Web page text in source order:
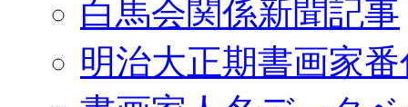
白馬会関係新聞記事
明治大正期書画家